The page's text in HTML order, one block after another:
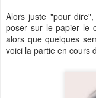
Alors juste "pour
poser sur le papier le
alors que quelques
voici la partie en cours